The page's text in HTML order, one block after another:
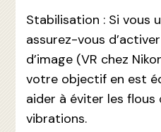
Stabilisation : Si vous
assurez-vous
d’image (VR chez
votre objectif en est
aider à éviter les flous
vibrations.